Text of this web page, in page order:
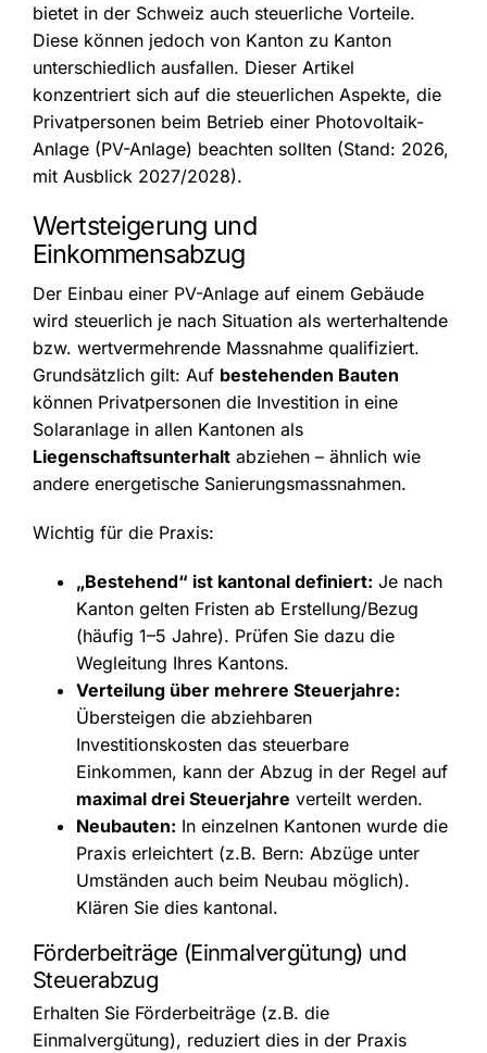
bietet in der Schweiz auch steuerliche Vorteile.
Diese können jedoch von Kanton zu Kanton
unterschiedlich ausfallen. Dieser Artikel
konzentriert sich auf die steuerlichen Aspekte, die
Privatpersonen beim Betrieb einer Photovoltaik-
Anlage (PV-Anlage) beachten sollten (Stand: 2026,
mit Ausblick 2027/2028).
Wertsteigerung und
Einkommensabzug
Der Einbau einer PV-Anlage auf einem Gebäude
wird steuerlich je nach Situation als werterhaltende
bzw. wertvermehrende Massnahme qualifiziert.
Grundsätzlich gilt: Auf bestehenden Bauten
können Privatpersonen die Investition in eine
Solaranlage in allen Kantonen als
Liegenschaftsunterhaltabziehen – ähnlich wie
andere energetische Sanierungsmassnahmen.
Wichtig für die Praxis:
„Bestehend“ ist kantonal definiert: Je nach
Kanton gelten Fristen ab Erstellung/Bezug
(häufig 1–5 Jahre). Prüfen Sie dazu die
Wegleitung Ihres Kantons.
Verteilung über mehrere Steuerjahre:
Übersteigen die abziehbaren
Investitionskosten das steuerbare
Einkommen, kann der Abzug in der Regel auf
maximal drei Steuerjahre verteilt werden.
Neubauten: In einzelnen Kantonen wurde die
Praxis erleichtert (z.B. Bern: Abzüge unter
Umständen auch beim Neubau möglich).
Klären Sie dies kantonal.
Förderbeiträge (Einmalvergütung) und
Steuerabzug
Erhalten Sie Förderbeiträge (z.B. die
Einmalvergütung), reduziert dies in der Praxis